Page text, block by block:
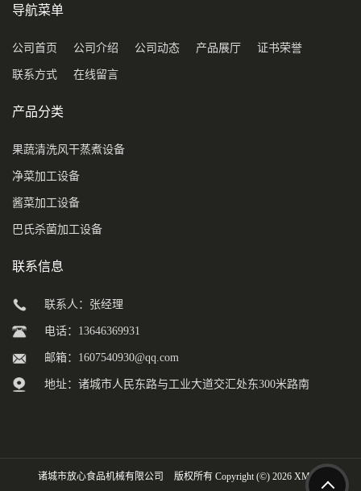
导航菜单
公司首页 公司介绍 公司动态 产品展厅 证书荣誉
联系方式 在线留言
产品分类
果蔬清洗风干蒸煮设备
净菜加工设备
酱菜加工设备
巴氏杀菌加工设备
联系信息
联系人：张经理
电话：13646369931
邮箱： 1607540930@qq.com
地址：诸城市人民东路与工业大道交汇处东300米路南
诸城市放心食品机械有限公司 版权所有 Copyright (©) 2026 XML